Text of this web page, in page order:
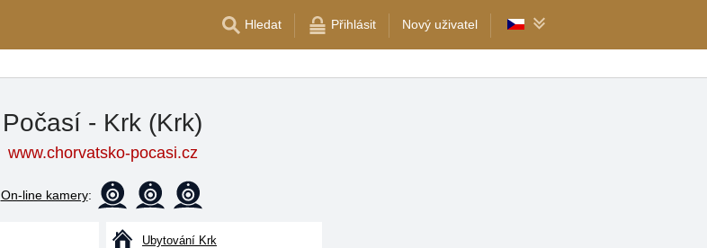
Hledat Přihlásit Nový uživatel
Počasí - Krk (Krk)
www.chorvatsko-pocasi.cz
On-line kamery:
Ubytování Krk